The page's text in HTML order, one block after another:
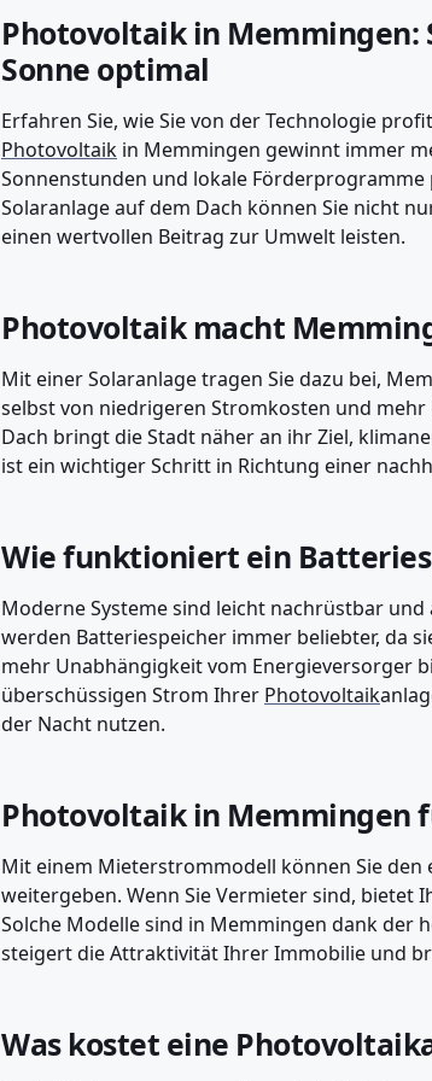
Photovoltaik in Memmingen:
Sonne optimal
Erfahren Sie, wie Sie von der Technologie
Photovoltaik in Memmingen gewinnt immer
Sonnenstunden und lokale
Solaranlage auf dem Dach können Sie nicht
einen wertvollen Beitrag zur Umwelt leisten.
Photovoltaik macht
Mit einer Solaranlage tragen Sie dazu bei,
selbst von niedrigeren Stromkosten und mehr
Dach bringt die Stadt näher an ihr Ziel,
ist ein wichtiger Schritt in Richtung einer
Wie funktioniert ein
Moderne Systeme sind leicht nachrüstbar
werden Batteriespeicher immer beliebter, da
mehr Unabhängigkeit vom Energieversorger
überschüssigen Strom Ihrer Photovoltaik
der Nacht nutzen.
Photovoltaik in Memmingen
Mit einem Mieterstrommodell können Sie
weitergeben. Wenn Sie Vermieter sind, bietet
Solche Modelle sind in Memmingen dank der
steigert die Attraktivität Ihrer Immobilie und
Was kostet eine